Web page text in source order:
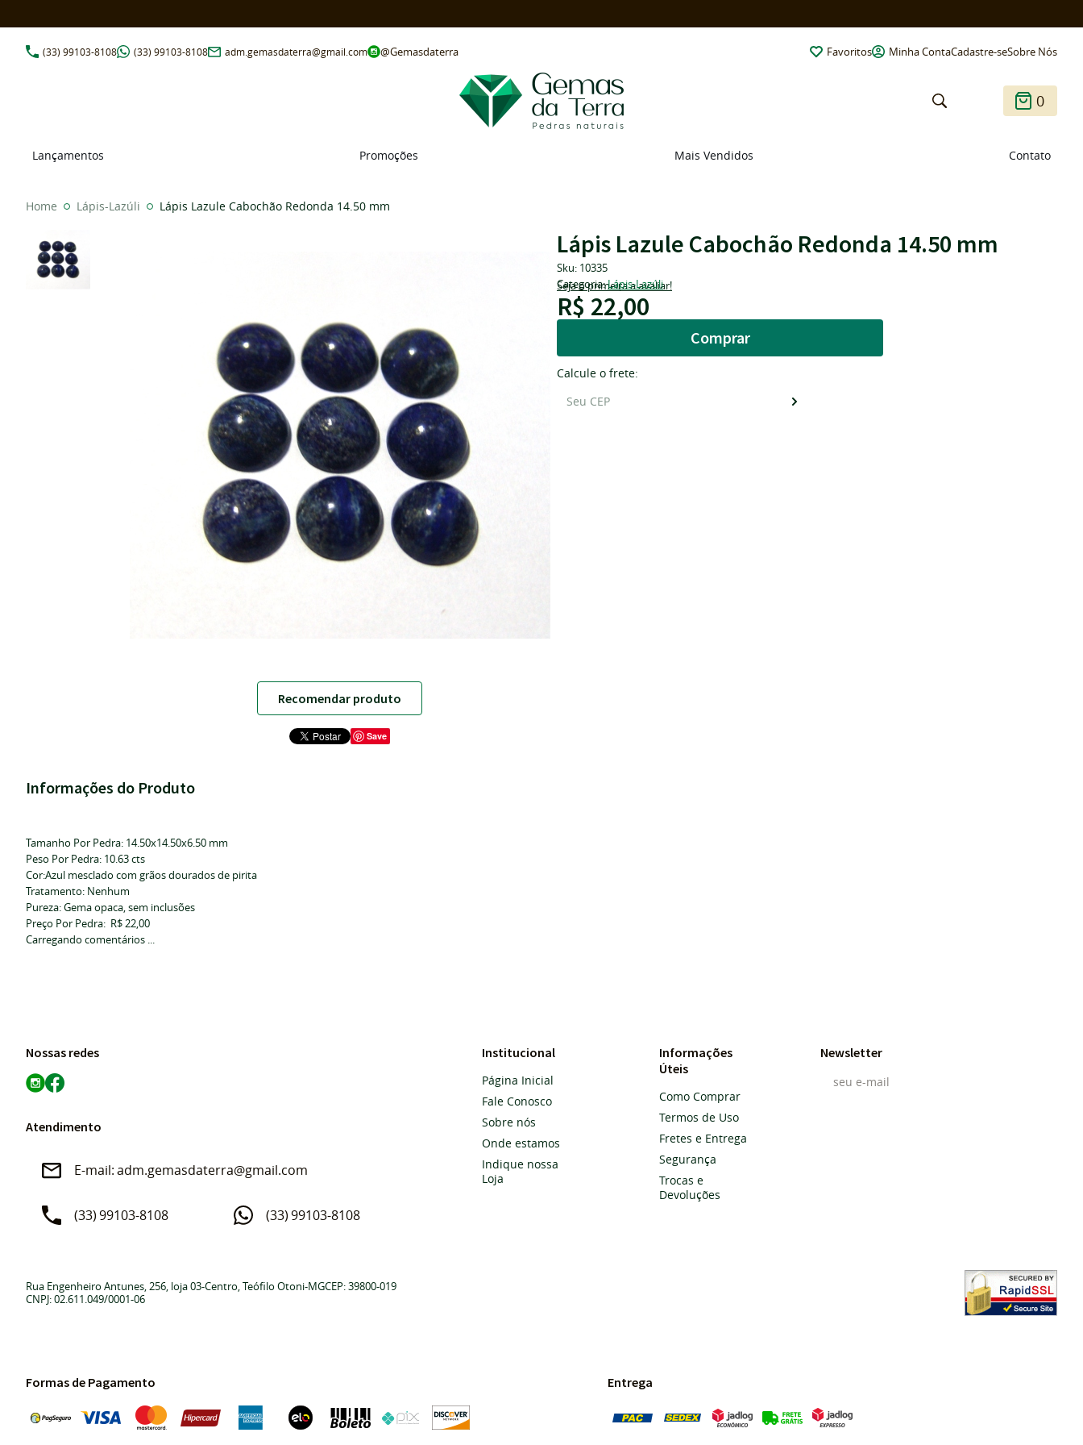
(33) 99103-8108 (33) 99103-8108 adm.gemasdaterra@gmail.com @Gemasdaterra Favoritos Minha ContaCadastre-seSobre Nós
0
Lançamentos Promoções Mais Vendidos Contato
Home Lápis-Lazúli Lápis Lazule Cabochão Redonda 14.50 mm
Recomendar produto
Save
Lápis Lazule Cabochão Redonda 14.50 mm
Sku: 10335
Categoria:Lápis-Lazúli
Seja o primeira a avaliar!
R$ 22,00
Comprar
Calcule o frete:
Informações do Produto
Tamanho Por Pedra: 14.50x14.50x6.50 mm
Peso Por Pedra: 10.63 cts
Cor:Azul mesclado com grãos dourados de pirita
Tratamento: Nenhum
Pureza: Gema opaca, sem inclusões
Preço Por Pedra: R$ 22,00
Carregando comentários ...
Nossas redes
Atendimento
(33)99103-8108 (33)99103-8108
adm.gemasdaterra@gmail.com
Institucional
Página Inicial
Fale Conosco
Sobre nós
Onde estamos
Indique nossa
Loja
Informações
Úteis
Como Comprar
Termos de Uso
Fretes e Entrega
Segurança
Trocas e
Devoluções
Newsletter
Rua Engenheiro Antunes, 256, loja 03-Centro, Teófilo Otoni-MGCEP: 39800-019
CNPJ: 02.611.049/0001-06
Formas de Pagamento Entrega